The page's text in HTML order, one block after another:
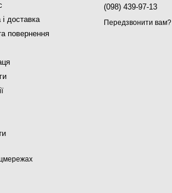
доставка
повернення
(098) 439-97-13
Передзвонити вам?